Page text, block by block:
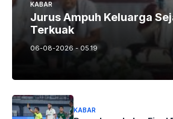
KABAR
Jurus Ampuh Keluarga
Terkuak
06-08-2026 - 05.19
KABAR